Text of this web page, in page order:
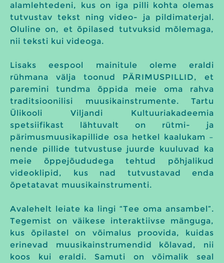
alamlehtedeni, kus on iga pilli kohta olemas
tutvustav tekst ning video- ja pildimaterjal.
Oluline on, et õpilased tutvuksid mõlemaga,
nii teksti kui videoga.
Lisaks eespool mainitule oleme eraldi
rühmana välja toonud PÄRIMUSPILLID, et
paremini tundma õppida meie oma rahva
traditsioonilisi muusikainstrumente. Tartu
Ülikooli Viljandi Kultuuriakadeemia
spetsiifikast lähtuvalt on rütmi- ja
pärimusmuusikapillide osa hetkel kaalukam –
nende pillide tutvustuse juurde kuuluvad ka
meie õppejõududega tehtud põhjalikud
videoklipid, kus nad tutvustavad enda
õpetatavat muusikainstrumenti.
Avalehelt leiate ka lingi “Tee oma ansambel”.
Tegemist on väikese interaktiivse mänguga,
kus õpilastel on võimalus proovida, kuidas
erinevad muusikainstrumendid kõlavad, nii
koos kui eraldi. Samuti on võimalik seal